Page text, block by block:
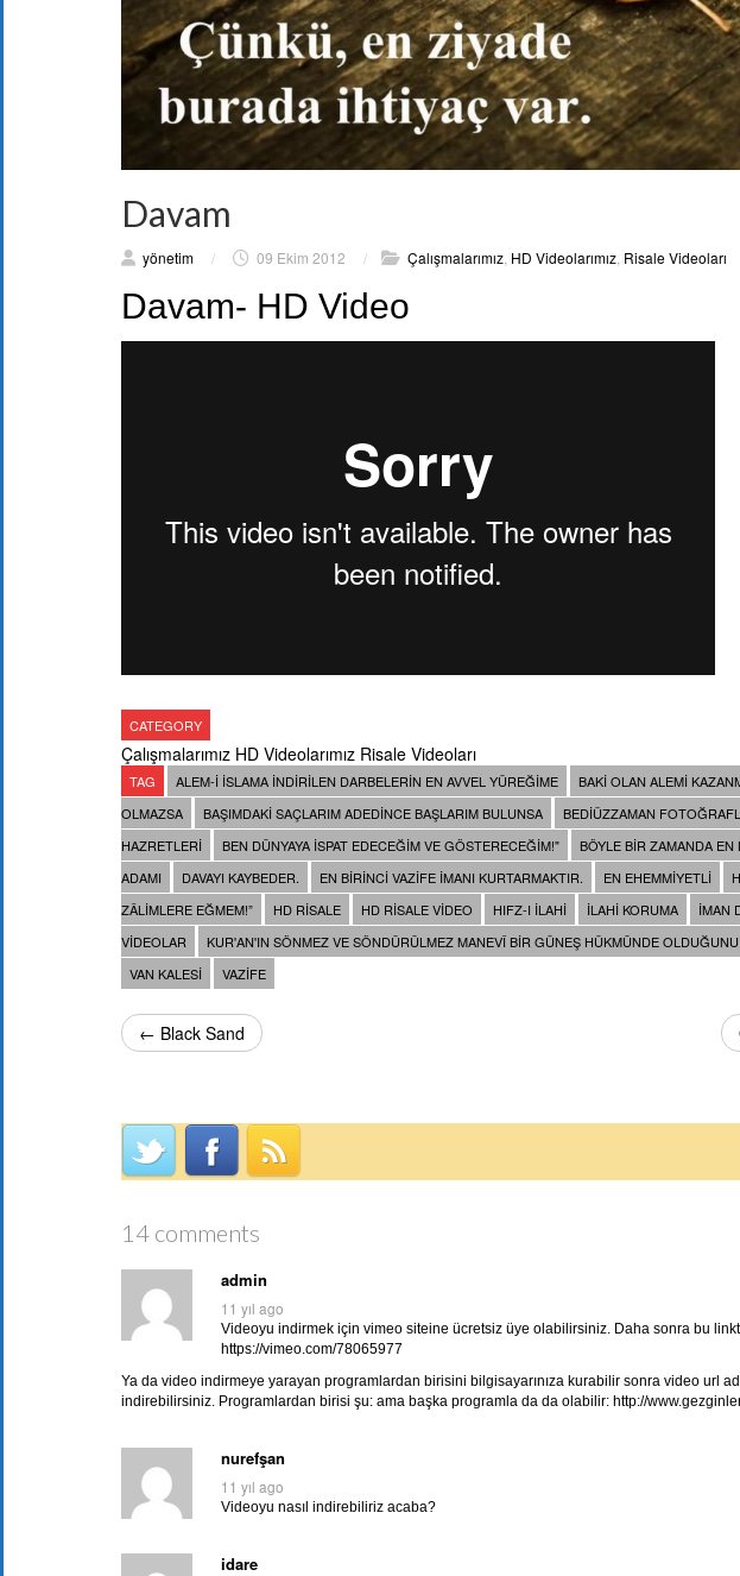
Davam
yönetim / 09 Ekim 2012 / Çalışmalarımız HD Videolarımız Risale Videoları
Davam- HD Video
CATEGORY
Çalışmalarımız HD Videolarımız Risale Videoları
TAG ALEM-I ISLAMA INDIRILEN DARBELERIN EN AVVEL YÜREĞIME
BAKI OLAN ALEMI
OLMAZSA
BAŞIMDAKI SAÇLARIM ADEDINCE BAŞLARIM BULUNSA BEDIÜZZAMAN
HAZRETLERI
BEN DÜNYAYA ISPAT EDECEĞIM VE GÖSTERECEĞIM!" BÖYLE BIR ZAMANDA EN
ADAMI
DAVAYI KAYBEDER. EN BIRINCI VAZIFE IMANI KURTARMAKTIR. EN EHEMMIYETLI
ZÂLIMLERE EĞMEM!”
HD RISALE HD RISALE VIDEO HIFZ-I ILAHI ILAHI KORUMA IMAN
VIDEOLAR
KUR'AN'IN SÖNMEZ VE SÖNDÜRÜLMEZ MANEVÎ BIR GÜNEŞ HÜKMÜNDE OLDUĞUNU
VAN KALESI
VAZIFE
← Black Sand
14 comments
admin
11 yıl ago
Videoyu indirmek için vimeo siteine ücretsiz üye olabilirsiniz. Daha sonra bu
https://vimeo.com/78065977
Ya da video indirmeye yarayan programlardan birisini bilgisayarınıza kurabilir sonra video url
indirebilirsiniz. Programlardan birisi şu: ama başka programla da da olabilir: http://
nurefşan
11 yıl ago
Videoyu nasıl indirebiliriz acaba?
idare